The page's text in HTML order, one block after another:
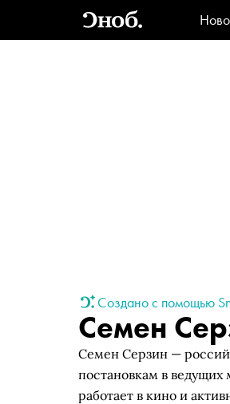
Создано с помощью
Семен
Семен Серзин —
постановкам в
работает в кино и